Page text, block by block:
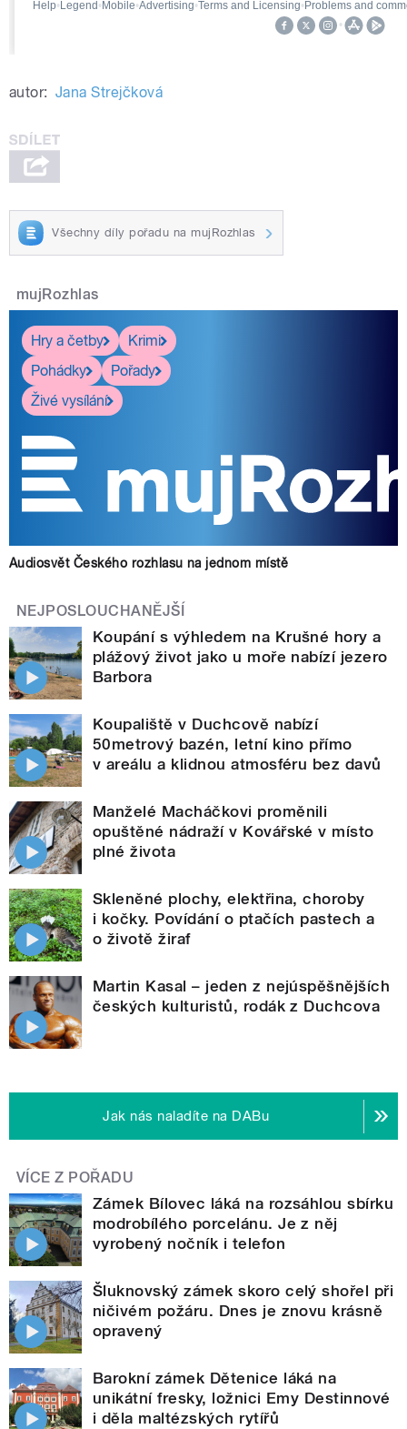
autor: Jana Strejčková
Všechny díly pořadu na mujRozhlas
mujRozhlas
Hry a četby
Krimi
Pohádky
Pořady
Živé vysílání
Audiosvět Českého rozhlasu na jednom místě
NEJPOSLOUCHANĚJŠÍ
Koupání s výhledem na Krušné hory a
plážový život jako u moře nabízí jezero
Barbora
Koupaliště v Duchcově nabízí
50metrový bazén, letní kino přímo
v areálu a klidnou atmosféru bez davů
Manželé Macháčkovi proměnili
opuštěné nádraží v Kovářské v místo
plné života
Skleněné plochy, elektřina, choroby
i kočky. Povídání o ptačích pastech a
o životě žiraf
Martin Kasal – jeden z nejúspěšnějších
českých kulturistů, rodák z Duchcova
Jak nás naladíte na DABu
VÍCE Z POŘADU
Zámek Bílovec láká na rozsáhlou sbírku
modrobílého porcelánu. Je z něj
vyrobený nočník i telefon
Šluknovský zámek skoro celý shořel při
ničivém požáru. Dnes je znovu krásně
opravený
Barokní zámek Dětenice láká na
unikátní fresky, ložnici Emy Destinnové
i děla maltézských rytířů